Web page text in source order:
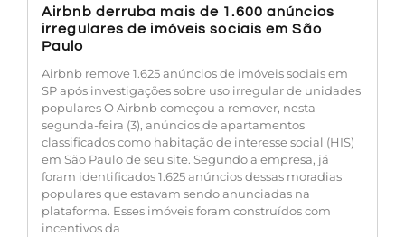
Airbnb derruba mais de 1.600 anúncios
irregulares de imóveis sociais em São
Paulo
Airbnb remove 1.625 anúncios de imóveis sociais em
SP após investigações sobre uso irregular de unidades
populares O Airbnb começou a remover, nesta
segunda-feira (3), anúncios de apartamentos
classificados como habitação de interesse social (HIS)
em São Paulo de seu site. Segundo a empresa, já
foram identificados 1.625 anúncios dessas moradias
populares que estavam sendo anunciadas na
plataforma. Esses imóveis foram construídos com
incentivos da